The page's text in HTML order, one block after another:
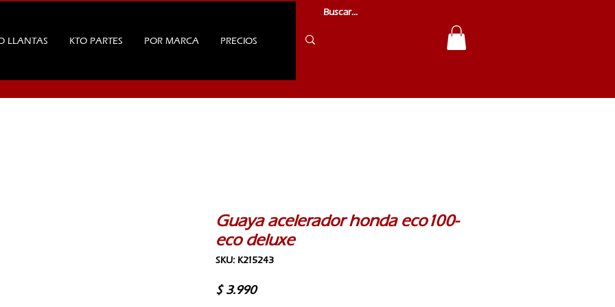
LLANTAS KTO PARTES POR MARCA PRECIOS
Guaya acelerador honda eco100-
eco deluxe
SKU: K215243
$ 3.990Precio